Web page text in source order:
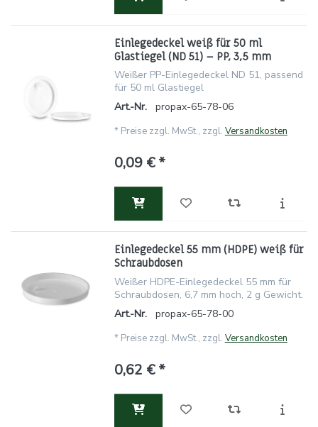
Einlegedeckel weiß für 50 ml
Glastiegel (ND 51) – PP, 3,5 mm
Weißer PP-Einlegedeckel ND 51, passend
für 50 ml Glastiegel
Art.-Nr.
propax-65-78-06
* Preise zzgl. MwSt., zzgl. Versandkosten
0,09 € *
Einlegedeckel 55 mm (HDPE) weiß für
Schraubdosen
Weißer HDPE-Einlegedeckel 55 mm für
Schraubdosen, 6,7 mm hoch, 2 g Gewicht.
Art.-Nr.
propax-65-78-00
* Preise zzgl. MwSt., zzgl. Versandkosten
0,62 € *